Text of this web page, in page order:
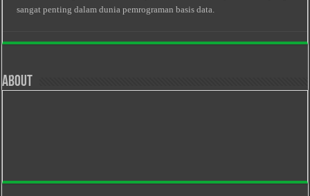
sangat penting dalam dunia pemrograman basis data.
About